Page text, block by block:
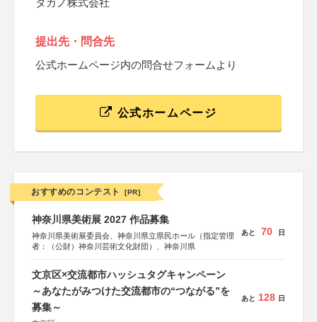
タカノ株式会社
提出先・問合先
公式ホームページ内の問合せフォームより
公式ホームページ
おすすめのコンテスト [PR]
神奈川県美術展 2027 作品募集
神奈川県美術展委員会、神奈川県立県民ホール（指定管理
者：（公財）神奈川芸術文化財団）、神奈川県
あと 70 日
文京区×交流都市ハッシュタグキャンペーン
～あなたがみつけた交流都市の“つながる”を
募集～
あと 128 日